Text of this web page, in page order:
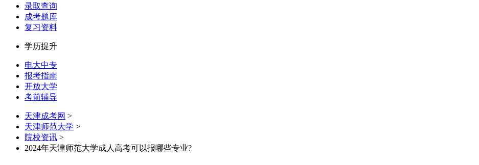
录取查询
成考题库
复习资料
学历提升
电大中专
报考指南
开放大学
考前辅导
天津成考网 >
天津师范大学 >
院校资讯 >
2024年天津师范大学成人高考可以报哪些专业?